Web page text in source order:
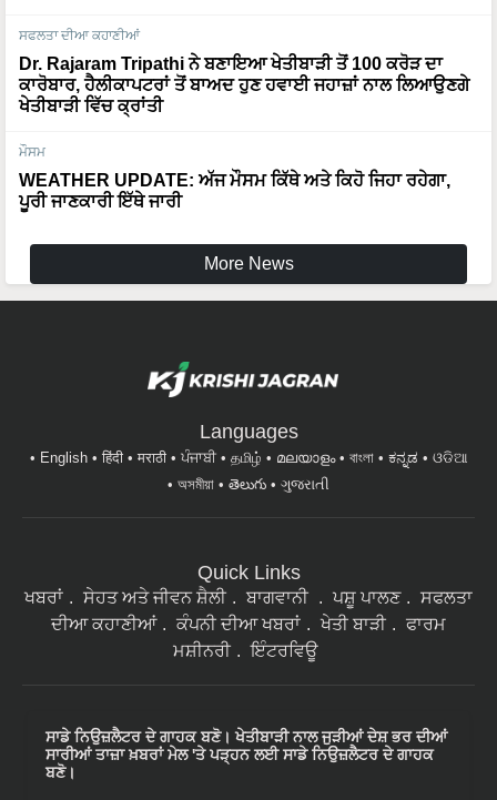
ਸਫਲਤਾ ਦੀਆ ਕਹਾਣੀਆਂ
Dr. Rajaram Tripathi ਨੇ ਬਣਾਇਆ ਖੇਤੀਬਾੜੀ ਤੋਂ 100 ਕਰੋੜ ਦਾ
ਕਾਰੋਬਾਰ, ਹੈਲੀਕਾਪਟਰਾਂ ਤੋਂ ਬਾਅਦ ਹੁਣ ਹਵਾਈ ਜਹਾਜ਼ਾਂ ਨਾਲ ਲਿਆਉਣਗੇ
ਖੇਤੀਬਾੜੀ ਵਿੱਚ ਕ੍ਰਾਂਤੀ
ਮੌਸਮ
WEATHER UPDATE: ਅੱਜ ਮੌਸਮ ਕਿੱਥੇ ਅਤੇ ਕਿਹੋ ਜਿਹਾ ਰਹੇਗਾ,
ਪੂਰੀ ਜਾਣਕਾਰੀ ਇੱਥੇ ਜਾਰੀ
More News
Languages
English हिंदी मराठी ਪੰਜਾਬੀ தமிழ் മലയാളം বাংলা ಕನ್ನಡ
ଓଡିଆ
অসমীয়া
తెలుగు ગુજરાતી
Quick Links
ਖਬਰਾਂ ਸੇਹਤ ਅਤੇ ਜੀਵਨ ਸ਼ੈਲੀ ਬਾਗਵਾਨੀ ਪਸ਼ੂ ਪਾਲਣ
ਸਫਲਤਾ
ਦੀਆ ਕਹਾਣੀਆਂ
ਕੰਪਨੀ ਦੀਆ ਖਬਰਾਂ ਖੇਤੀ ਬਾੜੀ
ਫਾਰਮ
ਮਸ਼ੀਨਰੀ
ਇੰਟਰਵਿਊ
ਸਾਡੇ ਨਿਉਜ਼ਲੈਟਰ ਦੇ ਗਾਹਕ ਬਣੋ। ਖੇਤੀਬਾੜੀ ਨਾਲ ਜੁੜੀਆਂ ਦੇਸ਼ ਭਰ ਦੀਆਂ
ਸਾਰੀਆਂ ਤਾਜ਼ਾ ਖ਼ਬਰਾਂ ਮੇਲ 'ਤੇ ਪੜ੍ਹਨ ਲਈ ਸਾਡੇ ਨਿਉਜ਼ਲੈਟਰ ਦੇ ਗਾਹਕ
ਬਣੋ।